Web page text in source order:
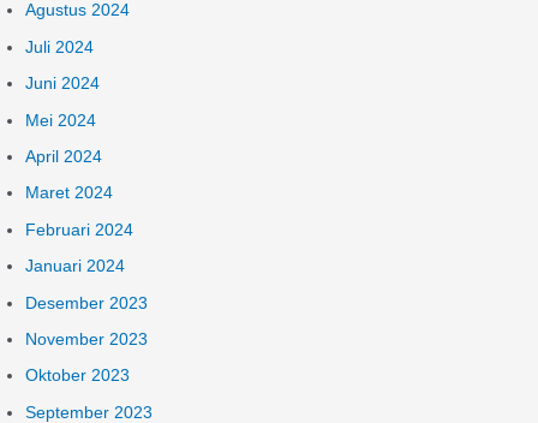
Agustus 2024
Juli 2024
Juni 2024
Mei 2024
April 2024
Maret 2024
Februari 2024
Januari 2024
Desember 2023
November 2023
Oktober 2023
September 2023